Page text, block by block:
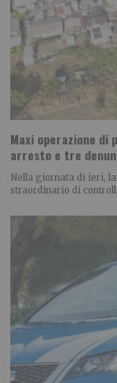
Maxi operazione di
arresto e tre
Nella giornata di ieri,
straordinario di